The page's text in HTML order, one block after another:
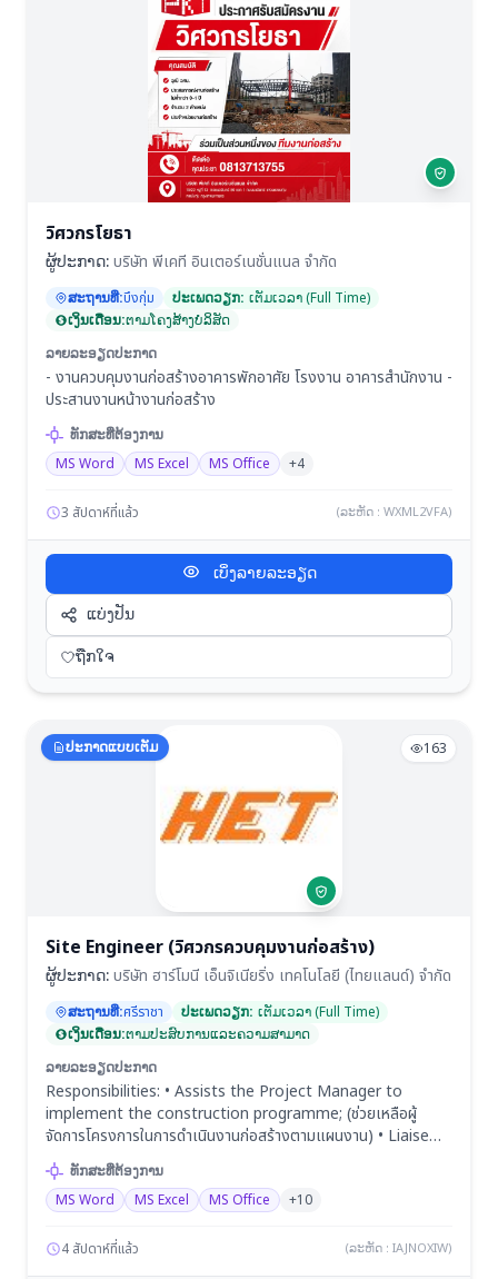
วิศวกรโยธา
ຜູ້ປະກາດ:บริษัท พีเคที อินเตอร์เนชั่นแนล จำกัด
ສະຖານທີ່:บึงกุ่ม ປະເພດວຽກ: ເຕັມເວລາ (Full Time)
ເງິນເດືອນ:ຕາມໂຄງສ້າງບໍລິສັດ
ລາຍລະອຽດປະກາດ
- งานควบคุมงานก่อสร้างอาคารพักอาศัย โรงงาน อาคารสำนักงาน -
ประสานงานหน้างานก่อสร้าง
ທັກສະທີ່ຕ້ອງການ
MS Word
MS Excel MS Office +4
3 สัปดาห์ที่แล้ว (ລະຫັດ : WXML2VFA)
ເບິ່ງລາຍລະອຽດ
ແບ່ງປັນ
ຖືກໃຈ
ປະກາດແບບເຕັມ 163
Site Engineer (วิศวกรควบคุมงานก่อสร้าง)
ຜູ້ປະກາດ:บริษัท ฮาร์โมนี เอ็นจิเนียริ่ง เทคโนโลยี (ไทยแลนด์) จำกัด
ສະຖານທີ່:ศรีราชา ປະເພດວຽກ: ເຕັມເວລາ (Full Time)
ເງິນເດືອນ:ຕາມປະສົບການແລະຄວາມສາມາດ
ລາຍລະອຽດປະກາດ
Responsibilities: • Assists the Project Manager to
implement the construction programme; (ช่วยเหลือผู้
จัดการโครงการในการดำเนินงานก่อสร้างตามแผนงาน) • Liaise
and co-ordinate with Main Contractor’s site personnel
at the respective work front; (ติดต่อประสานงานกับบุคลากร
ของบริษัทผู้รับเหมาหลักในพื้นที่ก่อสร้างแต่ละแห่ง) • Materials
material at each respective work front; (จัดการสั่งซื้อและจัด
ທັກສະທີ່ຕ້ອງການ
MS Word
MS Excel MS Office +10
4 สัปดาห์ที่แล้ว (ລະຫັດ : IAJNOXIW)